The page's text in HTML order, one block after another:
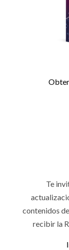
Te
contenidos
recibir la